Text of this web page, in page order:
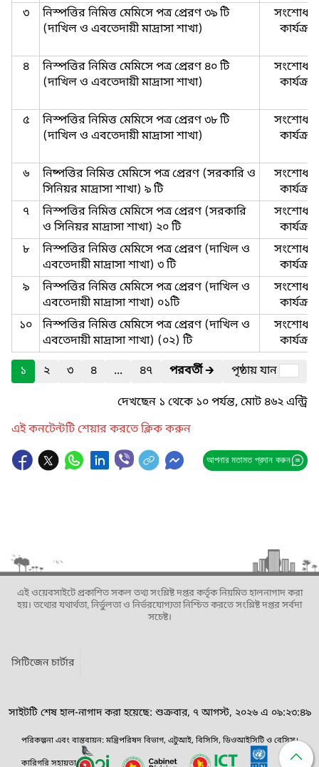
৩
নিস্পত্তির নিমিত্ত মেমিসে পত্র প্রেরণ ৩৯ টি
(দাখিল ও এবতেদায়ী মাদ্রাসা শাখা)
কার্যক্রম
৪
নিস্পত্তির নিমিত্ত মেমিসে পত্র প্রেরণ ৪০ টি
(দাখিল ও এবতেদায়ী মাদ্রাসা শাখা)
কার্যক্রম
৫
নিস্পত্তির নিমিত্ত মেমিসে পত্র প্রেরণ ৩৮ টি
(দাখিল ও এবতেদায়ী মাদ্রাসা শাখা)
কার্যক্রম
৬
নিষ্পত্তির নিমিত্ত মেমিসে পত্র প্রেরণ (সরকারি ও
সিনিয়র মাদ্রাসা শাখা) ৯ টি
কার্যক্রম
৭
নিস্পত্তির নিমিত্ত মেমিসে পত্র প্রেরণ (সরকারি
ও সিনিয়র মাদ্রাসা শাখা) ২০ টি
কার্যক্রম
৮
নিস্পত্তির নিমিত্ত মেমিসে পত্র প্রেরণ (দাখিল ও
এবতেদায়ী মাদ্রাসা শাখা) ৩ টি
কার্যক্রম
৯
নিস্পত্তির নিমিত্ত মেমিসে পত্র প্রেরণ (দাখিল ও
এবতেদায়ী মাদ্রাসা শাখা) ০১টি
কার্যক্রম
১০
নিস্পত্তির নিমিত্ত মেমিসে পত্র প্রেরণ (দাখিল ও
এবতেদায়ী মাদ্রাসা শাখা) (০২) টি
কার্যক্রম
১
২ ৩ ৪ ... ৪৭ পরবর্তী🡲
পৃষ্ঠায় যান
দেখছেন ১ থেকে ১০ পর্যন্ত, মোট ৪৬২ এন্ট্রি
এই কনটেন্টটি শেয়ার করতে ক্লিক করুন
আপনার মতামত প্রদান করুন
এই ওয়েবসাইটে প্রকাশিত সকল তথ্য সংশ্লিষ্ট দপ্তর কর্তৃক নিয়মিত হালনাগাদ করা
হয়। তথ্যের যথার্থতা, নির্ভুলতা ও নির্ভরযোগ্যতা নিশ্চিত করতে সংশ্লিষ্ট দপ্তর সর্বদা
সচেষ্ট।
সিটিজেন চার্টার
সাইটটি শেষ হাল-নাগাদ করা হয়েছে: শুক্রবার, ৭ আগস্ট, ২০২৬ এ ০৯:২৩:৪৯
পরিকল্পনা এবং বাস্তবায়ন: মন্ত্রিপরিষদ বিভাগ, এটুআই, বিসিসি, ডিওআইসিটি ও বেসিস।
কারিগরি সহায়তা